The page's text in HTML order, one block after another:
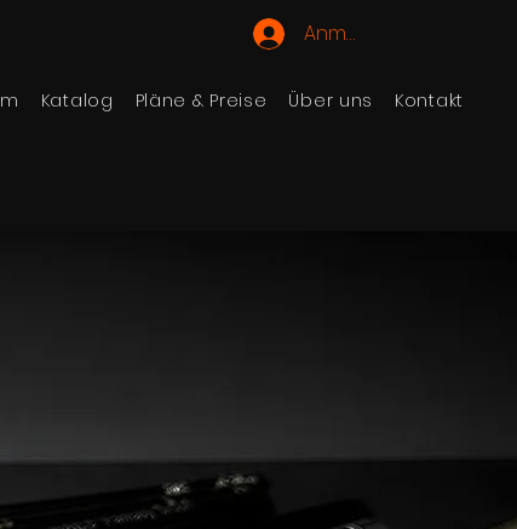
Anmelden
Katalog Pläne & Preise Über uns Kontakt